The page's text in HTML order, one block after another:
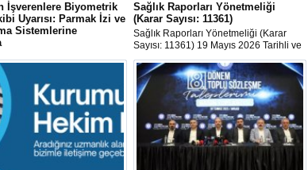
İşverenlere Biyometrik
Uyarısı: Parmak İzi ve
Sistemlerine
Koruma Kurulu (KVKK),
mesai takibinde parmak izi,
ve iris taraması gibi
kullanılmasına
bir ilke kararı yayımladı.
Sağlık Raporları Yönetmeliği
(Karar Sayısı: 11361)
Sağlık Raporları Yönetmeliği (Karar
Sayısı: 11361) 19 Mayıs 2026 Tarihli ve
33258 Sayılı Resmî Gazete'de
yayımlandı.